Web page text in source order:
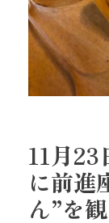
11月23
に前進
ん”を